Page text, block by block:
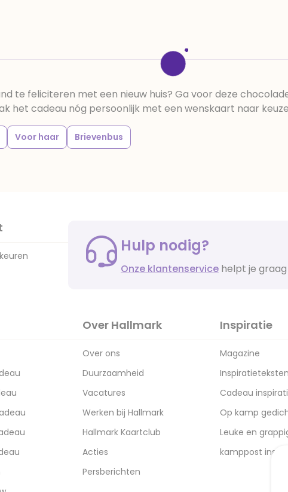
te feliciteren met een nieuw huis? Ga voor deze
het cadeau nóg persoonlijk met een wenskaart naar
Voor haar Brievenbus
Hulp nodig?
Onze klantenservice helpt je
Over Hallmark
Over ons
Duurzaamheid
Vacatures
Werken bij Hallmark
Hallmark Kaartclub
Acties
Persberichten
Inspiratie
Magazine
Inspiratieteksten
Cadeau
Op kamp
Leuke en
kamppost